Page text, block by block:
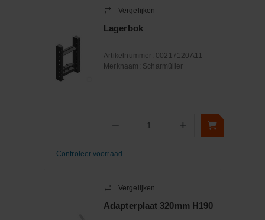
Vergelijken
Lagerbok
Artikelnummer: 00217120A11
Merknaam: Scharmüller
− Aantal +
Controleer voorraad
Vergelijken
Adapterplaat 320mm H190